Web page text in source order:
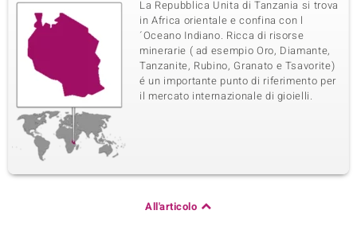
La Repubblica Unita di Tanzania si trova
in Africa orientale e confina con l
´Oceano Indiano. Ricca di risorse
minerarie ( ad esempio Oro, Diamante,
Tanzanite, Rubino, Granato e Tsavorite)
é un importante punto di riferimento per
il mercato internazionale di gioielli.
All'articolo